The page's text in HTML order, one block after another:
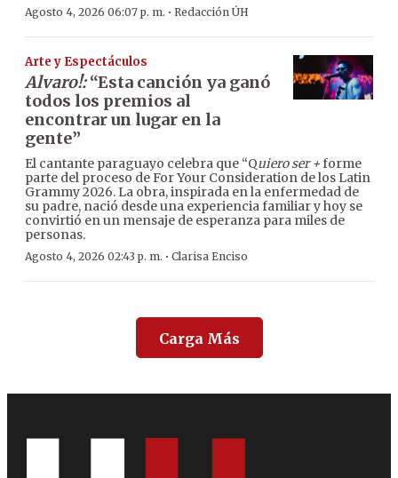
Agosto 4, 2026 06:07 p. m. · Redacción ÚH
Arte y Espectáculos
Alvaro!:“Esta canción ya ganó
todos los premios al
encontrar un lugar en la
gente”
El cantante paraguayo celebra que “Quiero ser +forme
parte del proceso de For Your Consideration de los Latin
Grammy 2026. La obra, inspirada en la enfermedad de
su padre, nació desde una experiencia familiar y hoy se
convirtió en un mensaje de esperanza para miles de
personas.
Agosto 4, 2026 02:43 p. m. · Clarisa Enciso
Carga Más